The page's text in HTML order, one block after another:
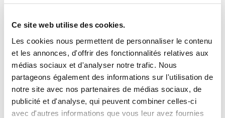
Ce site web utilise des cookies.
Les cookies nous permettent de personnaliser le contenu
et les annonces, d'offrir des fonctionnalités relatives aux
médias sociaux et d'analyser notre trafic. Nous
partageons également des informations sur l'utilisation de
notre site avec nos partenaires de médias sociaux, de
publicité et d'analyse, qui peuvent combiner celles-ci
avec d'autres informations que vous leur avez fournies
Modèle d'origine :PEUGEOT 207 2006 - 200907
Modèle de provenance
Caractéristiques techniques
En stock 11
AJOUTER AU PANIER